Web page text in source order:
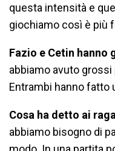
questa intensità e
giochiamo così è più
Fazio e Cetin hanno
abbiamo avuto
Entrambi hanno fatto
Cosa ha detto ai
abbiamo bisogno di